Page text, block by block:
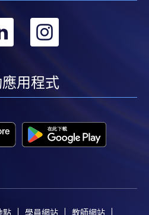
轉
linkedin
轉
應用程式
點 學員網站 教師網站